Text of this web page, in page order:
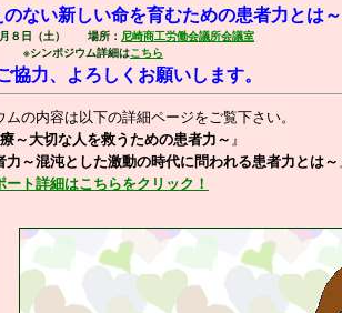
ない新しい命を育むための患者力とは～
月８日（土） 場所： 尼崎商工労働会議所会議室
※シンポジウム詳細はこちら
協力、よろしくお願いします。
の内容は以下の詳細ページをご覧下さい。
～大切な人を救うための患者力～
力～混沌とした激動の時代に問われる患者力とは～
ート詳細はこちらをクリック！